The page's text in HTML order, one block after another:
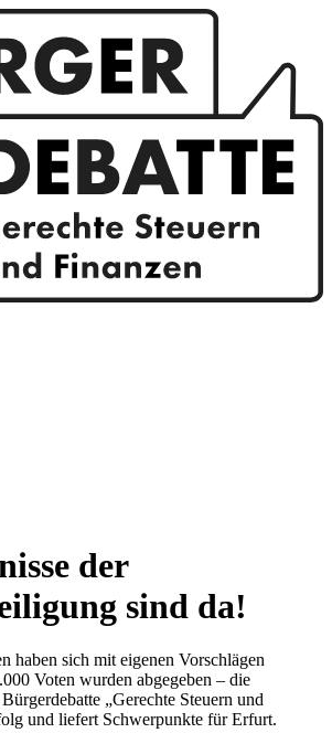
der
sind da!
haben sich mit eigenen Vorschlägen
Voten wurden abgegeben – die
„Gerechte Steuern und
und liefert Schwerpunkte für Erfurt.